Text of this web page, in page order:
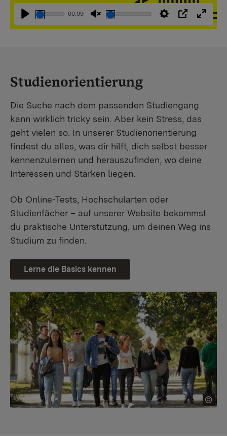
Abspielen
00:09
StummschaltungEinstellungen
PIP
Studienorientierung
Die Suche nach dem passenden Studiengang
kann wirklich tricky sein. Aber kein Stress, das
geht vielen so. In unserer Studienorientierung
findest du alles, was dir hilft, dich selbst besser
kennenzulernen und herauszufinden, wo deine
Interessen und Stärken liegen.
Ob Online-Tests, Hochschularten oder
Studienfächer – auf unserer Website bekommst
du praktische Unterstützung, um deinen Weg ins
Studium zu finden.
Lerne die Basics kennen